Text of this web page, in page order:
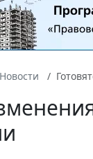
Новости